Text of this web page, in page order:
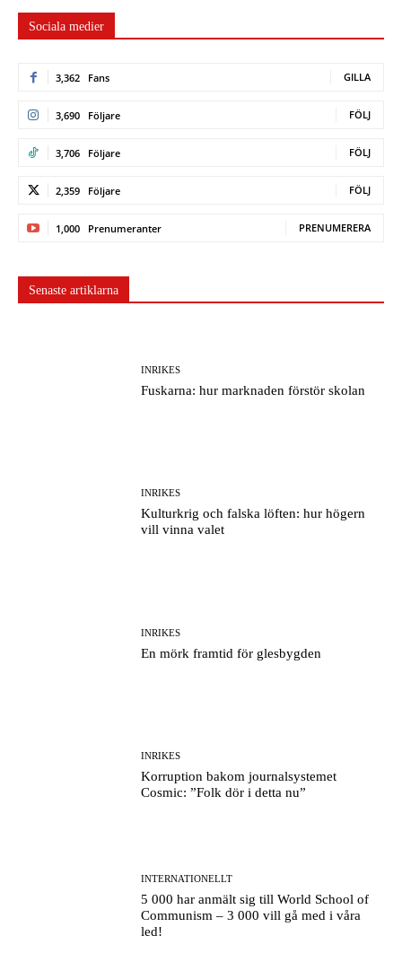
Sociala medier
3,362 Fans GILLA
3,690 Följare FÖLJ
3,706 Följare FÖLJ
2,359 Följare FÖLJ
1,000 Prenumeranter PRENUMERERA
Senaste artiklarna
INRIKES
Fuskarna: hur marknaden förstör skolan
INRIKES
Kulturkrig och falska löften: hur högern
vill vinna valet
INRIKES
En mörk framtid för glesbygden
INRIKES
Korruption bakom journalsystemet
Cosmic: ”Folk dör i detta nu”
INTERNATIONELLT
5 000 har anmält sig till World School of
Communism – 3 000 vill gå med i våra
led!